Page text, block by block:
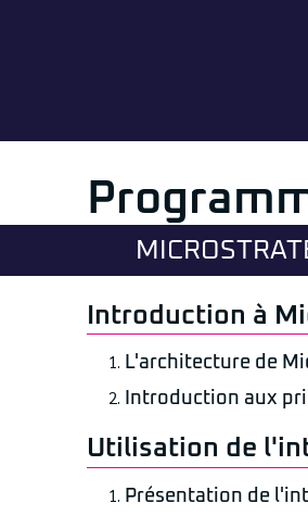
Introduction à
L'architecture de
Introduction aux
Utilisation de
Présentation de